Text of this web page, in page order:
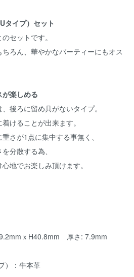
タイプ）セット
セットです。
ろん、華やかなパーティーにもオス
楽しめる
後ろに留め具がないタイプ。
けることが出来ます。
さが1点に集中する事無く、
分散する為、
地でお楽しみ頂けます。
ｘH40.8mm 厚さ: 7.9mm
）：牛本革